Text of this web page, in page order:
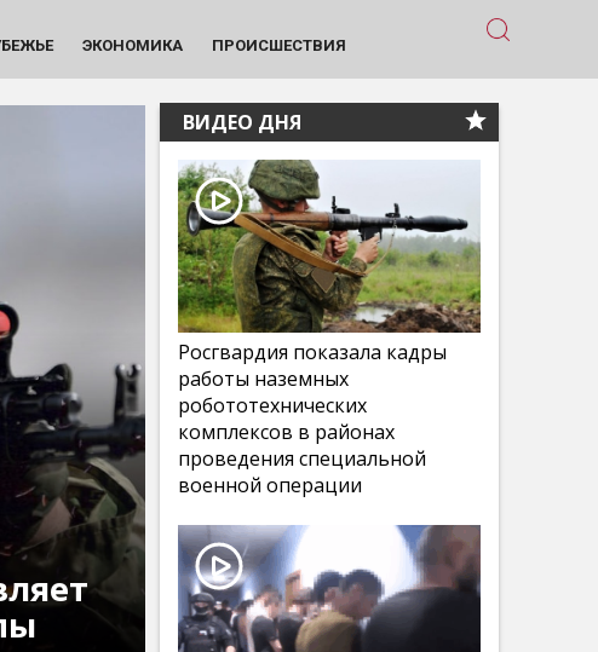
ЭКОНОМИКА ПРОИСШЕСТВИЯ
ВИДЕО ДНЯ
Росгвардия показала кадры
работы наземных
робототехнических
комплексов в районах
проведения специальной
военной операции